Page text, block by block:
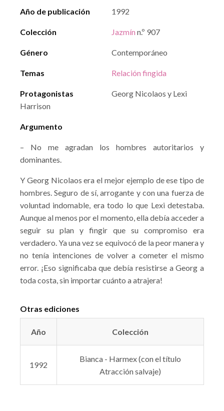
Año de publicación 1992
Colección Jazmín n.º 907
Género Contemporáneo
Temas Relación fingida
Protagonistas
Georg Nicolaos y Lexi
Harrison
Argumento
– No me agradan los hombres autoritarios y
dominantes.
Y Georg Nicolaos era el mejor ejemplo de ese tipo de
hombres. Seguro de sí, arrogante y con una fuerza de
voluntad indomable, era todo lo que Lexi detestaba.
Aunque al menos por el momento, ella debía acceder a
seguir su plan y fingir que su compromiso era
verdadero. Ya una vez se equivocó de la peor manera y
no tenía intenciones de volver a cometer el mismo
error. ¡Eso significaba que debía resistirse a Georg a
toda costa, sin importar cuánto a atrajera!
Otras ediciones
Año Colección
1992
Bianca - Harmex (con el título
Atracción salvaje)